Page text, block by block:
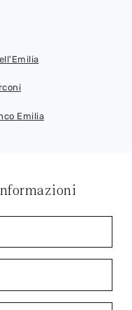
Emilia